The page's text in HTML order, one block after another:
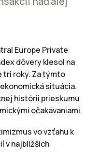
Europe Private
dôvery klesol na
tri roky. Za týmto
situácia.
histórii prieskumu
očakávaniami.
vo vzťahu k
v najbližších